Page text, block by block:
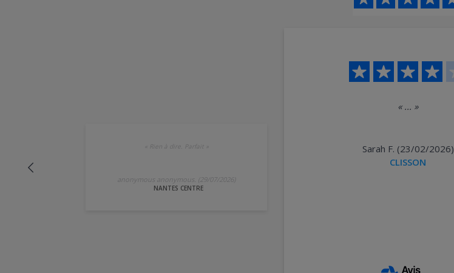
Rien à dire. Parfait
anonymous anonymous. (29/07/2026)
NANTES CENTRE
« ... »
Sarah F. (23/02/2026)
CLISSON